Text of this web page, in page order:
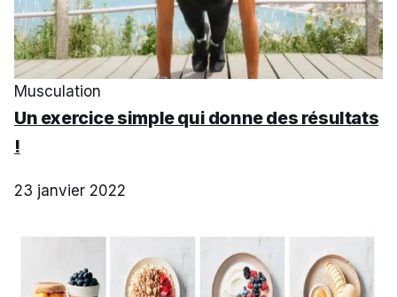
Musculation
Un exercice simple qui donne des résultats
!
23 janvier 2022